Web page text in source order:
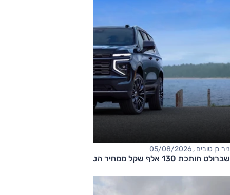
ניר בן טובים , 05/08/2026
שברולט חותכת 130 אלף שקל ממחיר הטאהו